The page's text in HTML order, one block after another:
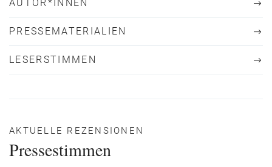
AUTOR*INNEN
PRESSEMATERIALIEN
LESERSTIMMEN
AKTUELLE REZENSIONEN
Pressestimmen